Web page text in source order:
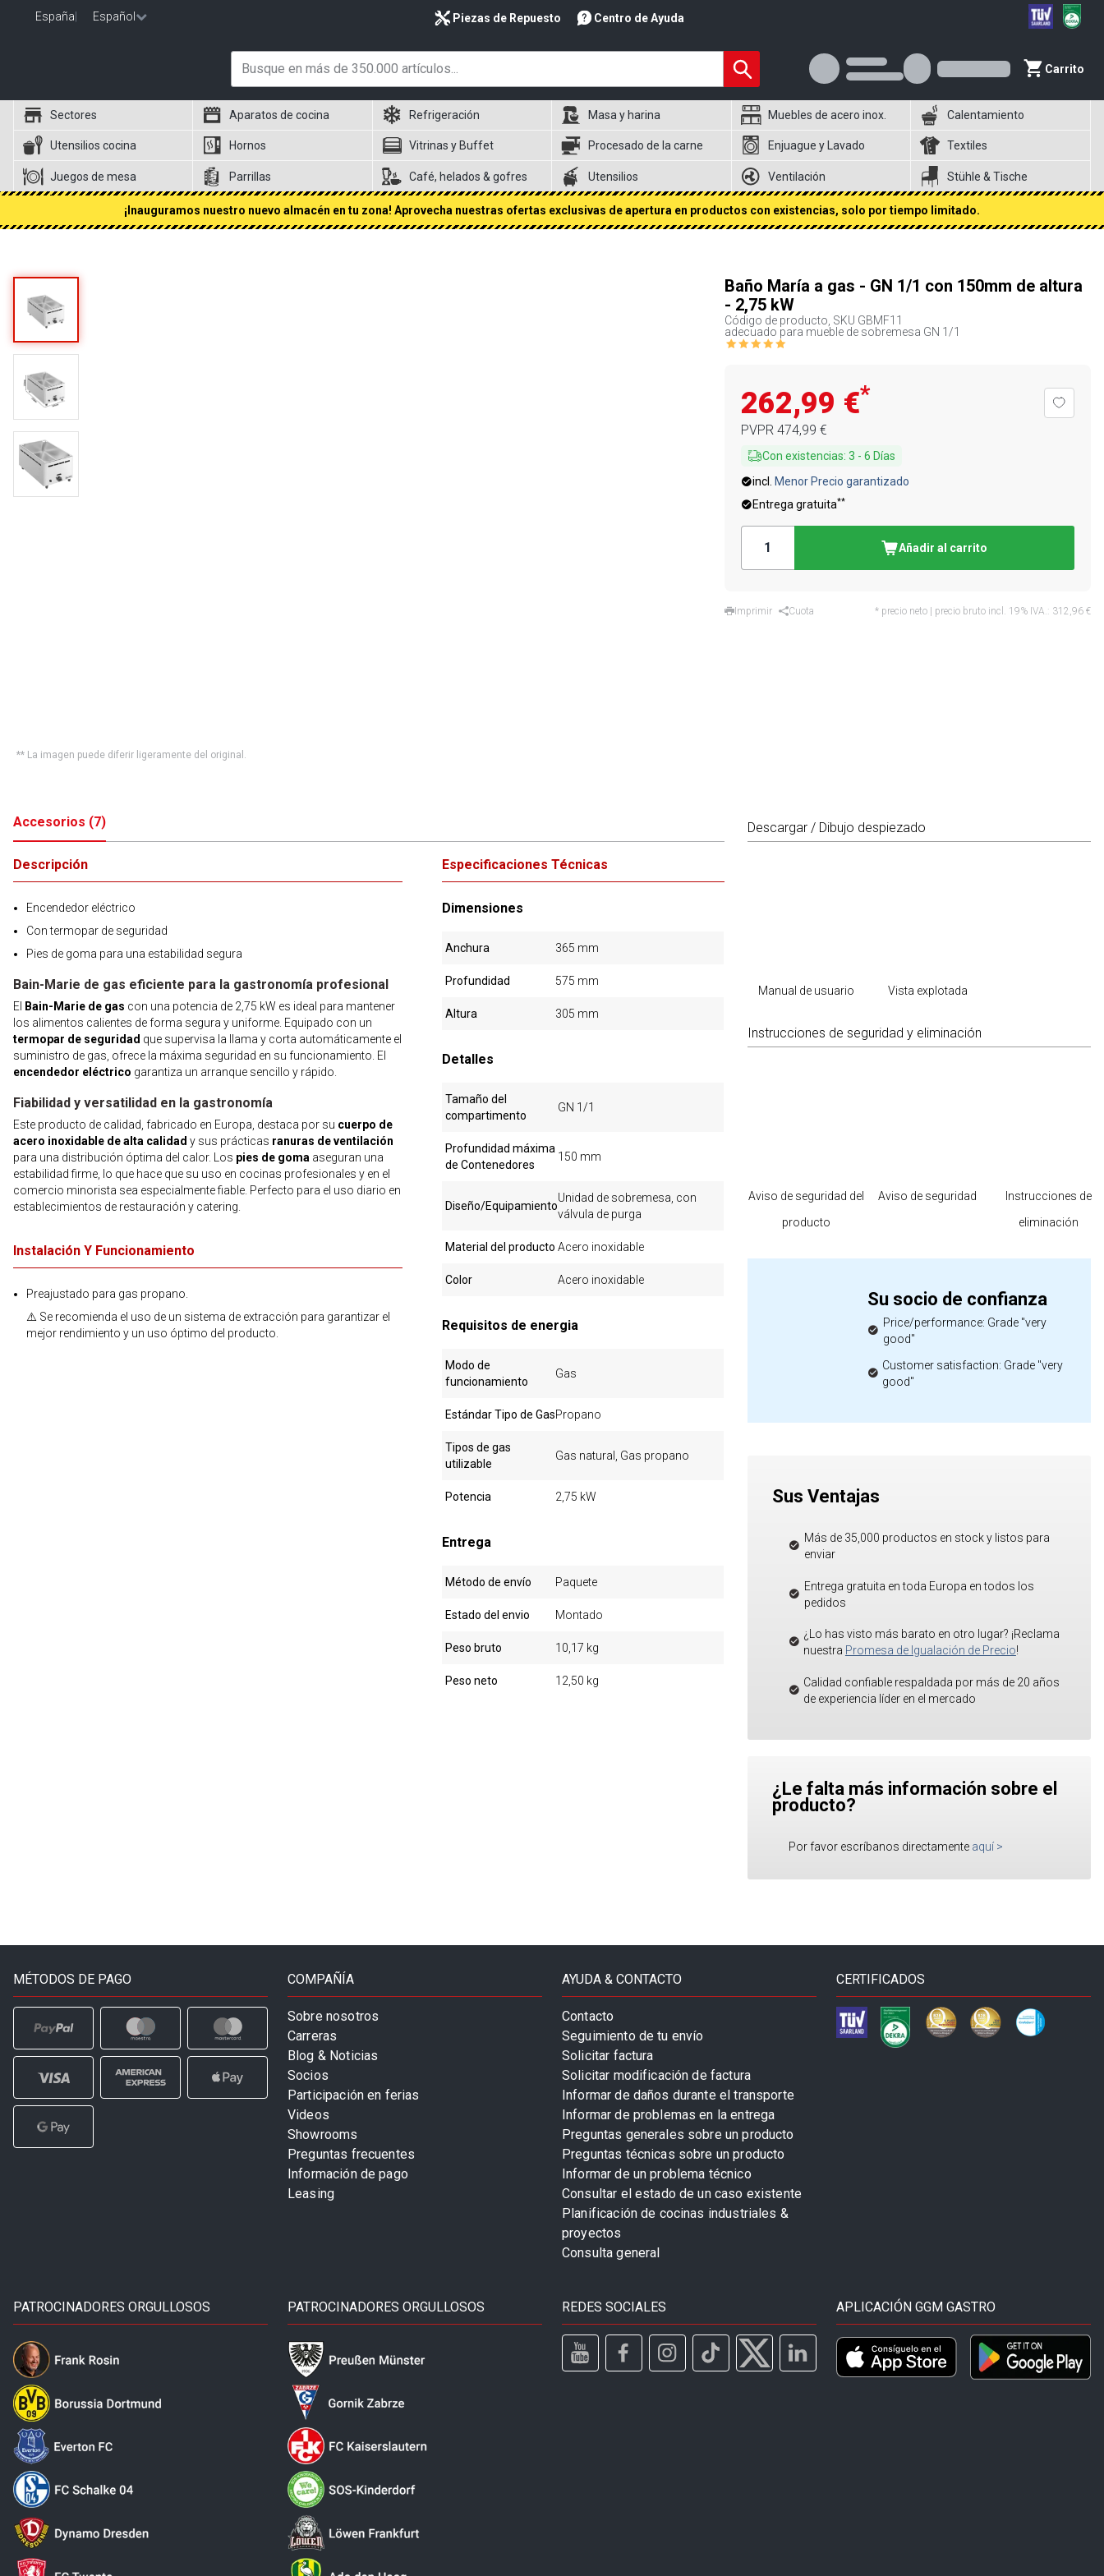
España Español Piezas de Repuesto Centro de Ayuda
Carrito
Sectores Aparatos de cocina Refrigeración Masa y harina Muebles de acero inox. Calentamiento
Utensilios cocina Hornos Vitrinas y Buffet Procesado de la carne Enjuague y Lavado Textiles
Juegos de mesa Parrillas Café, helados & gofres Utensilios Ventilación Stühle & Tische
¡Inauguramos nuestro nuevo almacén en tu zona! Aprovecha nuestras ofertas exclusivas de apertura en productos con existencias, solo por tiempo limitado.
** La imagen puede diferir ligeramente del original.
Baño María a gas - GN 1/1 con 150mm de altura
- 2,75 kW
Código de producto, SKU GBMF11
adecuado para mueble de sobremesa GN 1/1
262,99 €*
PVPR 474,99 €
Con existencias: 3 - 6 Días
incl.
Menor Precio garantizado
Entrega gratuita**
Añadir al carrito
Imprimir Cuota * precio neto | precio bruto incl. 19% IVA.: 312,96 €
Accesorios (7)
Descripción
Encendedor eléctrico
Con termopar de seguridad
Pies de goma para una estabilidad segura
Bain-Marie de gas eficiente para la gastronomía profesional
El Bain-Marie de gas con una potencia de 2,75 kW es ideal para mantener
los alimentos calientes de forma segura y uniforme. Equipado con un
termopar de seguridad que supervisa la llama y corta automáticamente el
suministro de gas, ofrece la máxima seguridad en su funcionamiento. El
encendedor eléctrico garantiza un arranque sencillo y rápido.
Fiabilidad y versatilidad en la gastronomía
Este producto de calidad, fabricado en Europa, destaca por su cuerpo de
acero inoxidable de alta calidad y sus prácticas ranuras de ventilación
para una distribución óptima del calor. Los pies de goma aseguran una
estabilidad firme, lo que hace que su uso en cocinas profesionales y en el
comercio minorista sea especialmente fiable. Perfecto para el uso diario en
establecimientos de restauración y catering.
Instalación Y Funcionamiento
Preajustado para gas propano.
⚠️ Se recomienda el uso de un sistema de extracción para garantizar el
mejor rendimiento y un uso óptimo del producto.
Especificaciones Técnicas
Dimensiones
Anchura 365 mm
Profundidad 575 mm
Altura 305 mm
Detalles
Tamaño del
compartimento
GN 1/1
Profundidad máxima
de Contenedores
150 mm
Diseño/Equipamiento
Unidad de sobremesa, con
válvula de purga
Material del producto Acero inoxidable
Color Acero inoxidable
Requisitos de energia
Modo de
funcionamiento
Gas
Estándar Tipo de GasPropano
Tipos de gas
utilizable
Gas natural, Gas propano
Potencia 2,75 kW
Entrega
Método de envío Paquete
Estado del envio Montado
Peso bruto 10,17 kg
Peso neto 12,50 kg
Descargar / Dibujo despiezado
Manual de usuario Vista explotada
Instrucciones de seguridad y eliminación
Aviso de seguridad del
producto
Aviso de seguridad
Instrucciones de
eliminación
Su socio de confianza
Price/performance: Grade "very
good"
Customer satisfaction: Grade "very
good"
Sus Ventajas
Más de 35,000 productos en stock y listos para
enviar
Entrega gratuita en toda Europa en todos los
pedidos
¿Lo has visto más barato en otro lugar? ¡Reclama
nuestra Promesa de Igualación de Precio!
Calidad confiable respaldada por más de 20 años
de experiencia líder en el mercado
¿Le falta más información sobre el
producto?
Por favor escríbanos directamente aquí >
MÉTODOS DE PAGO COMPAÑÍA
Sobre nosotros
Carreras
Blog & Noticias
Socios
Participación en ferias
Videos
Showrooms
Preguntas frecuentes
Información de pago
Leasing
AYUDA & CONTACTO
Contacto
Seguimiento de tu envío
Solicitar factura
Solicitar modificación de factura
Informar de daños durante el transporte
Informar de problemas en la entrega
Preguntas generales sobre un producto
Preguntas técnicas sobre un producto
Informar de un problema técnico
Consultar el estado de un caso existente
Planificación de cocinas industriales &
proyectos
Consulta general
CERTIFICADOS
PATROCINADORES ORGULLOSOS PATROCINADORES ORGULLOSOS REDES SOCIALES APLICACIÓN GGM GASTRO